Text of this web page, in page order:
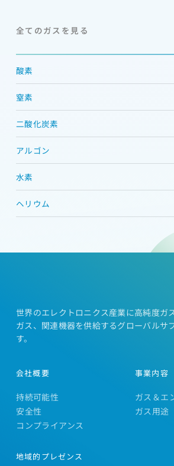
全てのガスを見る
酸素
窒素
二酸化炭素
アルゴン
水素
ヘリウム
世界のエレクトロニクス産業に高純度ガ
ガス、関連機器を供給するグローバルサ
す。
会社概要
持続可能性
安全性
コンプライアンス
事業内容
ガス＆エ
ガス用途
地域的プレゼンス